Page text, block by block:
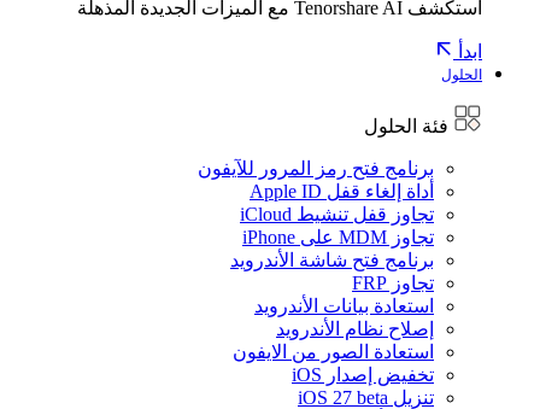
استكشف Tenorshare AI مع الميزات الجديدة المذهلة
ابدأ
الحلول
فئة الحلول
برنامج فتح رمز المرور للآيفون
أداة إلغاء قفل Apple ID
تجاوز قفل تنشيط iCloud
تجاوز MDM على iPhone
برنامج فتح شاشة الأندرويد
تجاوز FRP
استعادة بيانات الأندرويد
إصلاح نظام الأندرويد
استعادة الصور من الايفون
تخفيض إصدار iOS
تنزيل iOS 27 beta